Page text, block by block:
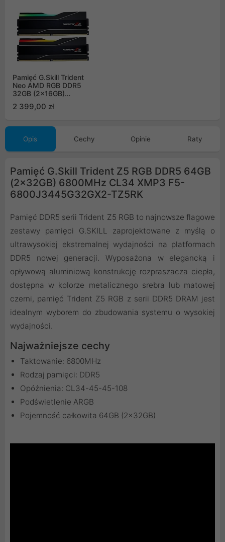
Pamięć G.Skill Trident
Neo AMD RGB DDR5
32GB (2x16GB)
6000MHz CL30 EXPO
F5-
TZ5NR
2 399,00 zł
Opis Cechy Opinie Raty
Pamięć G.Skill Trident Z5 RGB DDR5 64GB
(2x32GB) 6800MHz CL34 XMP3 F5-
6800J3445G32GX2-TZ5RK
Pamięć DDR5 serii Trident Z5 RGB to najnowsze flagowe
zestawy pamięci G.SKILL zaprojektowane z myślą o
ultrawysokiej ekstremalnej wydajności na platformach
DDR5 nowej generacji. Wyposażona w elegancką i
opływową aluminiową konstrukcję rozpraszacza ciepła,
dostępna w kolorze metalicznego srebra lub matowej
czerni, pamięć Trident Z5 RGB z serii DDR5 DRAM jest
idealnym wyborem do zbudowania systemu o wysokiej
wydajności.
Najważniejsze cechy
Taktowanie: 6800MHz
Rodzaj pamięci: DDR5
Opóźnienia: CL34-45-45-108
Podświetlenie ARGB
Pojemność całkowita 64GB (2x32GB)